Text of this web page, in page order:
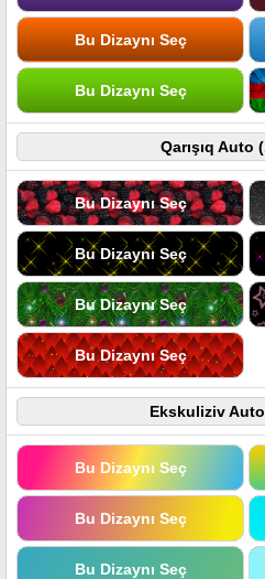
Bu Dizaynı Seç
Bu Dizaynı Seç
Qarışıq Auto
Bu Dizaynı Seç
Bu Dizaynı Seç
Bu Dizaynı Seç
Bu Dizaynı Seç
Ekskuliziv
Bu Dizaynı Seç
Bu Dizaynı Seç
Bu Dizaynı Seç